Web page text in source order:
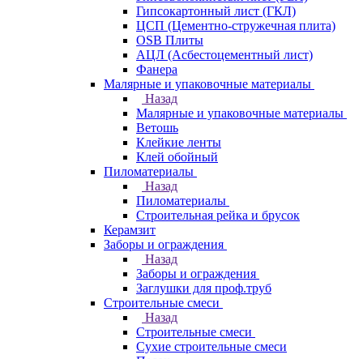
Гипсокартонный лист (ГКЛ)
ЦСП (Цементно-стружечная плита)
OSB Плиты
АЦЛ (Асбестоцементный лист)
Фанера
Малярные и упаковочные материалы
Назад
Малярные и упаковочные материалы
Ветошь
Клейкие ленты
Клей обойный
Пиломатериалы
Назад
Пиломатериалы
Строительная рейка и брусок
Керамзит
Заборы и ограждения
Назад
Заборы и ограждения
Заглушки для проф.труб
Строительные смеси
Назад
Строительные смеси
Сухие строительные смеси